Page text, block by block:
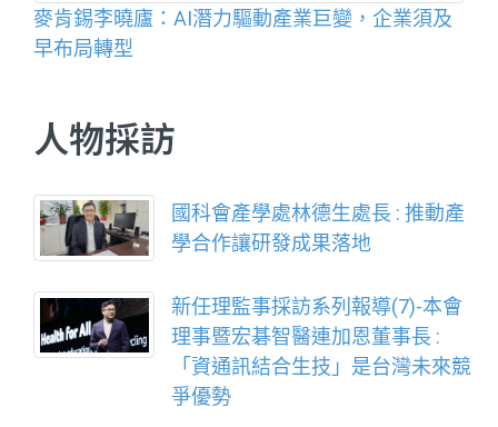
麥肯錫李曉廬：AI潛力驅動產業巨變，企業須及
早布局轉型
人物採訪
國科會產學處林德生處長 : 推動產
學合作讓研發成果落地
新任理監事採訪系列報導(7)-本會
理事暨宏碁智醫連加恩董事長 :
「資通訊結合生技」是台灣未來競
爭優勢